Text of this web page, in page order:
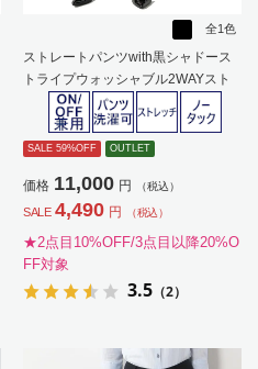
全1色
ストレートパンツwith黒シャドース
トライプウォッシャブル2WAYスト
レッチ【レディース】
SALE 59%OFF OUTLET
価格 11,000 円 （税込）
SALE 4,490 円 （税込）
★2点目10%OFF/3点目以降20%O
FF対象
3.5 （2）